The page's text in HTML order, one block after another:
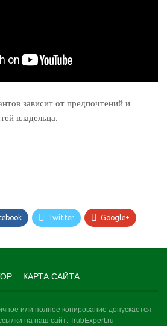
зависит от предпочтений и
владельца.
Twitter Google+
КАРТА САЙТА
или полное копирование допускается
на наш сайт. TrubExpert.ru